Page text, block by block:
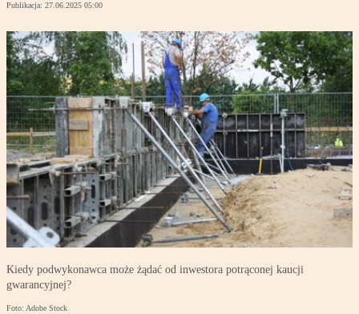
Publikacja: 27.06.2025 05:00
Kiedy podwykonawca może żądać od inwestora potrąconej kaucji
gwarancyjnej?
Foto: Adobe Stock